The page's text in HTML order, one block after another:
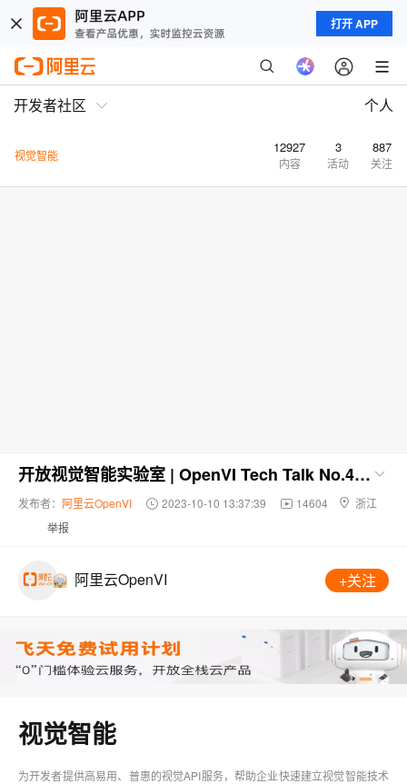
打开 APP
开发者社区 个人
视觉智能 12927
内容
3
活动
887
关注
开放视觉智能实验室 | OpenVI Tech Talk No.4：鲁棒性表征模型与应用
发布者： 阿里云OpenVI 2023-10-10 13:37:39 14604
浙江
举报
阿里云OpenVI +关注
视觉智能
为开发者提供高易用、普惠的视觉API服务，帮助企业快速建立视觉智能技术